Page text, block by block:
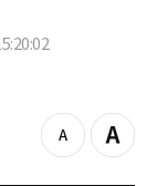
z
Z